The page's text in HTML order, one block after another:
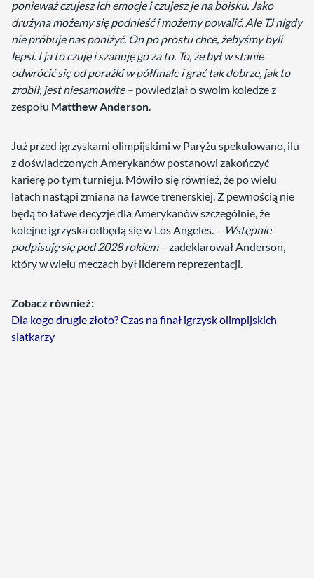
ponieważ czujesz ich emocje i czujesz je na boisku. Jako
drużyna możemy się podnieść i możemy powalić. Ale TJ nigdy
nie próbuje nas poniżyć. On po prostu chce, żebyśmy byli
lepsi. I ja to czuję i szanuję go za to. To, że był w stanie
odwrócić się od porażki w półfinale i grać tak dobrze, jak to
zrobił, jest niesamowite – powiedział o swoim koledze z
zespołu Matthew Anderson.
Już przed igrzyskami olimpijskimi w Paryżu spekulowano, ilu
z doświadczonych Amerykanów postanowi zakończyć
karierę po tym turnieju. Mówiło się również, że po wielu
latach nastąpi zmiana na ławce trenerskiej. Z pewnością nie
będą to łatwe decyzje dla Amerykanów szczególnie, że
kolejne igrzyska odbędą się w Los Angeles. – Wstępnie
podpisuję się pod 2028 rokiem– zadeklarował Anderson,
który w wielu meczach był liderem reprezentacji.
Zobacz również:
Dla kogo drugie złoto? Czas na finał igrzysk olimpijskich
siatkarzy